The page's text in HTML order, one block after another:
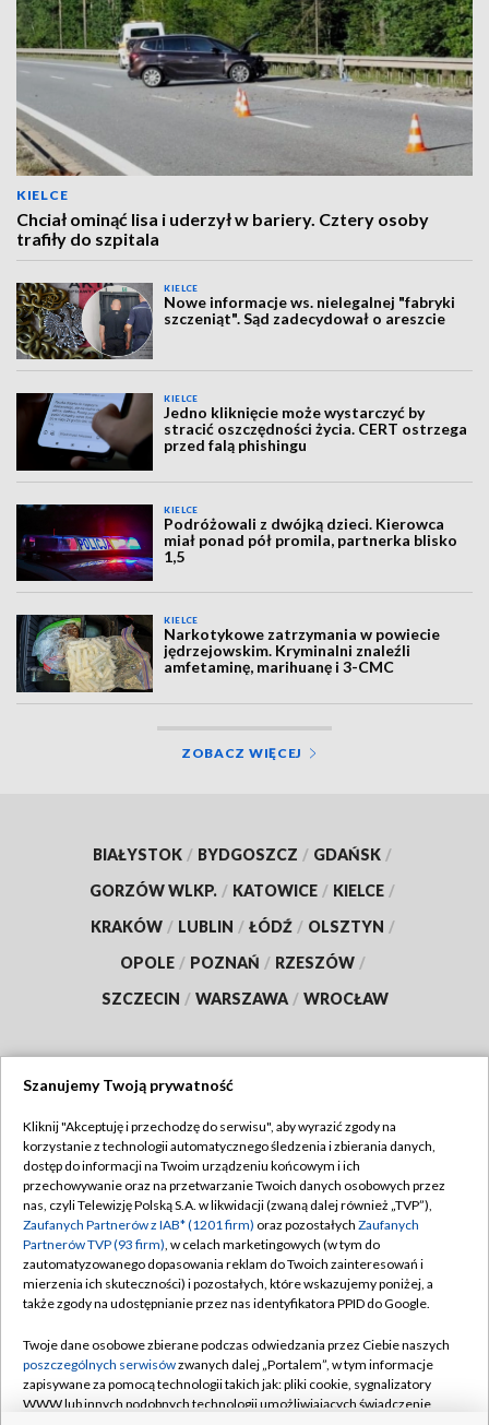
KIELCE
Chciał ominąć lisa i uderzył w bariery. Cztery osoby
trafiły do szpitala
KIELCE
Nowe informacje ws. nielegalnej "fabryki
szczeniąt". Sąd zadecydował o areszcie
KIELCE
Jedno kliknięcie może wystarczyć by
stracić oszczędności życia. CERT ostrzega
przed falą phishingu
KIELCE
Podróżowali z dwójką dzieci. Kierowca
miał ponad pół promila, partnerka blisko
1,5
KIELCE
Narkotykowe zatrzymania w powiecie
jędrzejowskim. Kryminalni znaleźli
amfetaminę, marihuanę i 3-CMC
ZOBACZ WIĘCEJ
BIAŁYSTOK / BYDGOSZCZ / GDAŃSK /
GORZÓW WLKP. / KATOWICE / KIELCE /
KRAKÓW / LUBLIN / ŁÓDŹ / OLSZTYN /
OPOLE / POZNAŃ / RZESZÓW /
SZCZECIN / WARSZAWA / WROCŁAW
TVP
Abonament TVP
Emisja w TVP
Centrum informacji TVP
Naziemna Telewizja Cyfrowa
Rada Programowa
System NOS
Regulamin TVP
Polityka prywatności
Moje zgody
Pomoc
Kontakt
Szanujemy Twoją prywatność
Kliknij "Akceptuję i przechodzę do serwisu", aby wyrazić zgody na
korzystanie z technologii automatycznego śledzenia i zbierania danych,
dostęp do informacji na Twoim urządzeniu końcowym i ich
przechowywanie oraz na przetwarzanie Twoich danych osobowych przez
nas, czyli Telewizję Polską S.A. w likwidacji (zwaną dalej również „TVP”),
Zaufanych Partnerów z IAB* (1201 firm) oraz pozostałych Zaufanych
Partnerów TVP (93 firm), w celach marketingowych (w tym do
zautomatyzowanego dopasowania reklam do Twoich zainteresowań i
mierzenia ich skuteczności) i pozostałych, które wskazujemy poniżej, a
także zgody na udostępnianie przez nas identyfikatora PPID do Google.
Twoje dane osobowe zbierane podczas odwiedzania przez Ciebie naszych
poszczególnych serwisówzwanych dalej „Portalem”, w tym informacje
zapisywane za pomocą technologii takich jak: pliki cookie, sygnalizatory
WWW lub innych podobnych technologii umożliwiających świadczenie